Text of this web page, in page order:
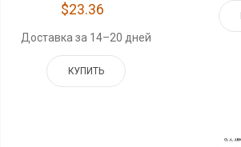
$23.36
Доставка за 14–20 дней
КУПИТЬ